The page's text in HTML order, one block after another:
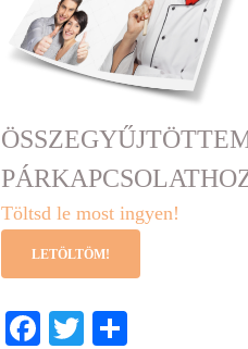
Töltsd le most ingyen!
LETÖLTÖM!
Facebook
Twitter